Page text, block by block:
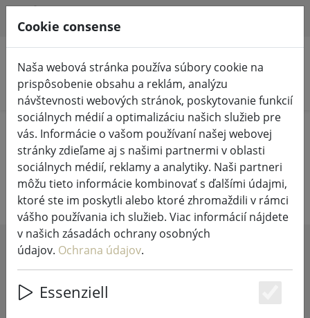
Vyhľadať produkty
Home Living Prikrývky, vankúše a pod.
Prikrývky, vankúše a pod.
SHOW FILTERS
Cookie consense
Naša webová stránka používa súbory cookie na
prispôsobenie obsahu a reklám, analýzu
návštevnosti webových stránok, poskytovanie funkcií
sociálnych médií a optimalizáciu našich služieb pre
vás. Informácie o vašom používaní našej webovej
stránky zdieľame aj s našimi partnermi v oblasti
sociálnych médií, reklamy a analytiky. Naši partneri
môžu tieto informácie kombinovať s ďalšími údajmi,
ktoré ste im poskytli alebo ktoré zhromaždili v rámci
vášho používania ich služieb. Viac informácií nájdete
v našich zásadách ochrany osobných
údajov. Ochrana údajov.
Essenziell